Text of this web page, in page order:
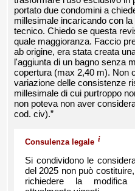
portato due condomini a
millesimale incaricando con
tecnico. Chiedo se questa
quale maggioranza. Faccio
ab origine, era stata creata
l'aggiunta di un bagno senza
copertura (max 2,40 m). Non
variazione delle consistenze
millesimale di cui purtroppo
non poteva non aver
cod. civ).”
Consulenza legale i
Si condividono le
del 2025 non può
richiedere la modifica